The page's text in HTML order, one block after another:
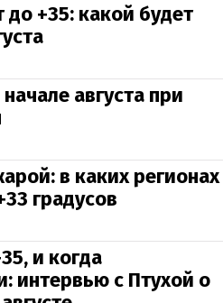
до +35: какой будет
августа при
в каких регионах
градусов
и когда
интервью с Птухой о